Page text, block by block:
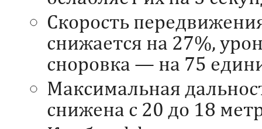
Скорость
снижается на 27%,
сноровка — на 75
Максимальная
снижена с 20 до 18